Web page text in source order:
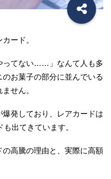
ード。
ってない……」なんて人も多
お菓子の部分に並んでいる
せん。
発しており、レアカードは
出てきています。
高騰の理由と、実際に高額